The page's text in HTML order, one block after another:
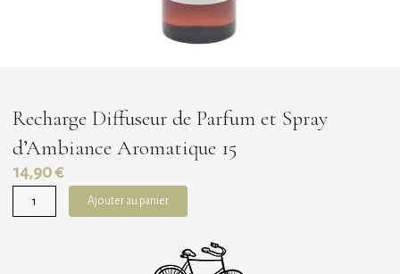
Recharge Diffuseur de Parfum et Spray
d’Ambiance Aromatique 15
14,90€
de
Ajouter au panier